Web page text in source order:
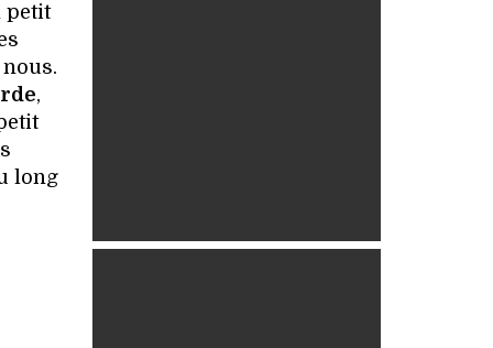
petit
,
long